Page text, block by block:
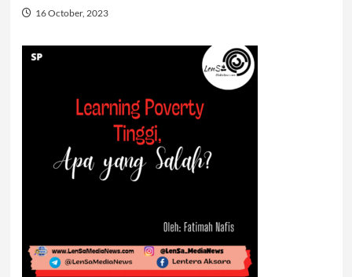
16 October, 2023